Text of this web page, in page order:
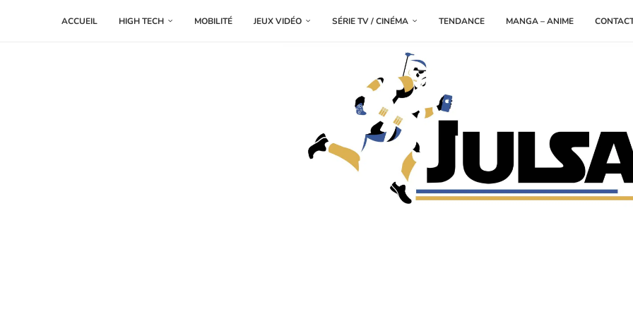
ACCUEIL HIGH TECH MOBILITÉ JEUX VIDÉO SÉRIE TV / CINÉMA TENDANCE MANGA – ANIME